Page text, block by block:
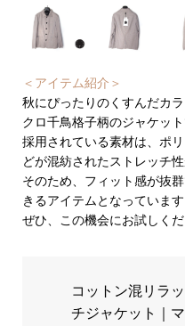
＜アイテム紹介＞
秋にぴったりのくすんだカ
クロ千鳥格子柄のジャケット
採用されている素材は、ポ
どが混紡されたストレッチ性
そのため、フィット感が抜
きるアイテムとなっています
ぜひ、この機会にお試しくだ
コットン混リラ
チジャケット｜